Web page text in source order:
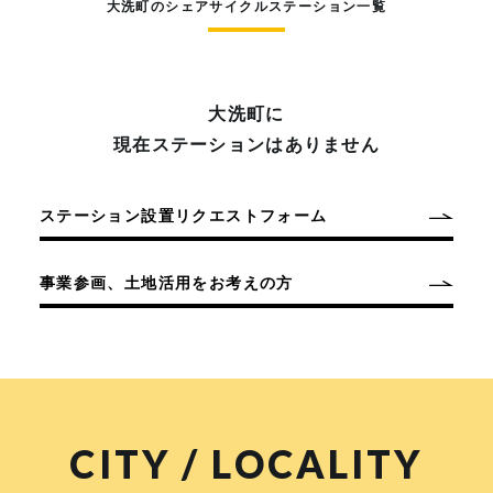
大洗町のシェアサイクルステーション一覧
大洗町に
現在ステーションはありません
ステーション設置リクエストフォーム
事業参画、土地活用をお考えの方
CITY / LOCALITY